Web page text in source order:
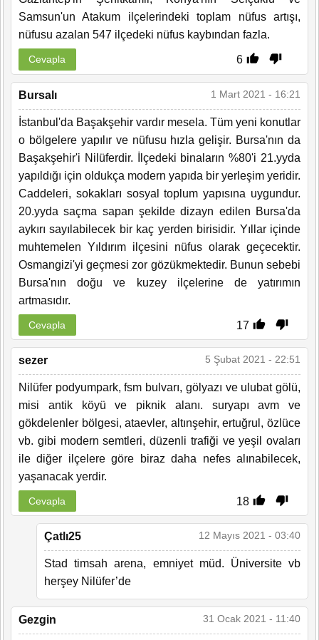
Samsun'un Atakum ilçelerindeki toplam nüfus artışı,
nüfusu azalan 547 ilçedeki nüfus kaybından fazla.
6
Cevapla
Bursalı 1 Mart 2021 - 16:21
İstanbul'da Başakşehir vardır mesela. Tüm yeni konutlar
o bölgelere yapılır ve nüfusu hızla gelişir. Bursa'nın da
Başakşehir'i Nilüferdir. İlçedeki binaların %80'i 21.yyda
yapıldığı için oldukça modern yapıda bir yerleşim yeridir.
Caddeleri, sokakları sosyal toplum yapısına uygundur.
20.yyda saçma sapan şekilde dizayn edilen Bursa'da
aykırı sayılabilecek bir kaç yerden birisidir. Yıllar içinde
muhtemelen Yıldırım ilçesini nüfus olarak geçecektir.
Osmangizi'yi geçmesi zor gözükmektedir. Bunun sebebi
Bursa'nın doğu ve kuzey ilçelerine de yatırımın
artmasıdır.
17
Cevapla
sezer 5 Şubat 2021 - 22:51
Nilüfer podyumpark, fsm bulvarı, gölyazı ve ulubat gölü,
misi antik köyü ve piknik alanı. suryapı avm ve
gökdelenler bölgesi, ataevler, altınşehir, ertuğrul, özlüce
vb. gibi modern semtleri, düzenli trafiği ve yeşil ovaları
ile diğer ilçelere göre biraz daha nefes alınabilecek,
yaşanacak yerdir.
18
Cevapla
Çatlı25 12 Mayıs 2021 - 03:40
Stad timsah arena, emniyet müd. Üniversite vb
herşey Nilüfer’de
Gezgin 31 Ocak 2021 - 11:40